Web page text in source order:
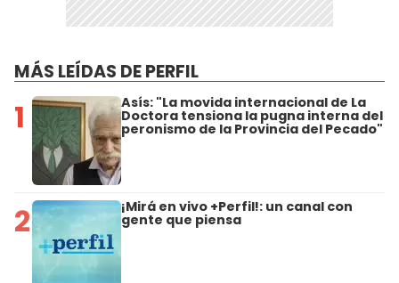
MÁS LEÍDAS DE PERFIL
1 Asís: "La movida internacional de La
Doctora tensiona la pugna interna del
peronismo de la Provincia del Pecado"
2 ¡Mirá en vivo +Perfil!: un canal con
gente que piensa